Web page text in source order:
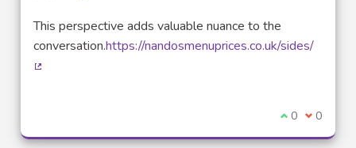
This perspective adds valuable nuance to the
conversation.https://nandosmenuprices.co.uk/sides/
Je suis
0 Je ne
0